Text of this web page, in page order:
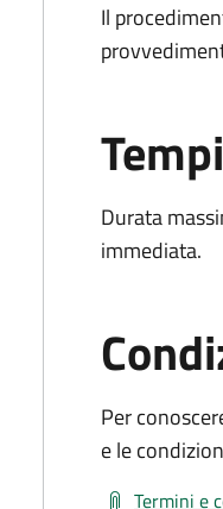
Il
Durata
immediata.
Per
e le
Termini e